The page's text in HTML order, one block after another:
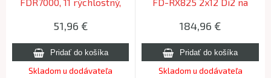
Swing(61-66)
51,96 €
Skladom u dodávateľa
184,96 €
Skladom u dodávateľa